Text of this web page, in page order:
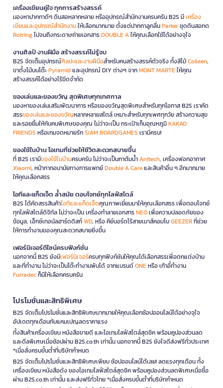
เครื่องเขียนคู่ใจ ทุกการสร้างสรรค์
มองหาปากกาดีๆ ดินสอหลากหลาย หรืออุปกรณ์สำนักงานครบครัน B2S มีเครื่อง
เขียนและอุปกรณ์สำนักงานให้เลือกมากมาย ตั้งแต่ปากกาลูกลื่นParkerชุดดินสอกด
Rotringไปจนถึงกระดาษถ่ายเอกสารDOUBLE Aให้คุณเลือกใช้ได้อย่างจุใจ
งานศิลป์ งานฝีมือ สร้างสรรค์ไม่รู้จบ
B2S จัดเต็มอุปกรณ์ศิลปะและงานฝีมือสำหรับคนสร้างสรรค์ตัวจริง ทั้งสีไม้Colleen,
ขาตั้งไม้บนโต๊ะPyramidและอุปกรณ์ DIY ต่างๆ จากMONT MARTEให้คุณ
สร้างสรรค์ได้อย่างไร้ขีดจำกัด
ของเล่นและของขวัญ สุดพิเศษทุกเทศกาล
มองหาของเล่นเสริมพัฒนาการ หรือของขวัญสุดพิเศษสำหรับทุกโอกาส B2S เราคัด
สรรของเล่นและของขวัญหลากหลายสไตล์ เหมาะสำหรับทุกเพศทุกวัย สร้างความสุข
และรอยยิ้มให้กับคนพิเศษของคุณ ไม่ว่าจะเป็น กระเป๋าเก็บอุณหภูมิKAKAO
FRIENDS หรือเกมจดหมายรักSIAM BOARDGAMES เรามีครบ!
ของใช้ในบ้าน ไอเทมที่ช่วยให้ชีวิตสะดวกสบายขึ้น
ที่ B2S เรามีของใช้ในบ้านครบครัน ไม่ว่าจะเป็นกาต้มน้ำAnitech, เครื่องฟอกอากาศ
Xiaomi, หน้ากากอนามัยทางการแพทย์Double A Careและสินค้าอื่น ๆ อีกมากมาย
ให้คุณเลือกสรร
ไอทีและแก็ดเจ็ต ล้ำสมัย ตอบโจทย์ทุกไลฟ์สไตล์
B2S ได้คัดสรรสินค้าไอทีและแก็ดเจ็ตคุณภาพเยี่ยมมาให้คุณเลือกสรร เพื่อตอบโจทย์
ทุกไลฟ์สไตล์ดิจิทัล ไม่ว่าจะเป็น เครื่องทำลายเอกสารNEOเพื่อความปลอดภัยของ
ข้อมูล, เอ็กซ์เทอนัลฮาร์ดดิสก์WD, หรือ คีย์บอร์ดไร้สายเมาส์คอมโบGEEZERที่ช่วย
ให้การทำงานของคุณสะดวกสบายยิ่งขึ้น
เฟอร์นิเจอร์ดีไซน์ครบฟังก์ชั่น
นอกจากนี้ B2S ยังมีเฟอร์นิเจอร์ครบทุกฟังก์ชันให้คุณได้เลือกสรรเพื่อตกแต่งบ้าน
และที่ทำงาน ไม่ว่าจะเป็นโต๊ะทำงานพับได้ จากแบรนด์ONEหรือ เก้าอี้ทำงาน
Furradecก็มีให้เลือกครบครัน
โปรโมชั่นและสิทธิพิเศษ
B2S จัดเต็มโปรโมชั่นและสิทธิพิเศษมากมายให้คุณเลือกช้อปออนไลน์ได้อย่างจุใจ
อัปเดตทุกเดือนกับแคมเปญลดราคาแรง
ทั้งสินค้าเครื่องเขียน หนังสือขายดี และไอเทมไลฟ์สไตล์สุดชิค พร้อมคูปองส่วนลด
และดีลพิเศษเมื่อช้อปผ่าน B2S.co.th เท่านั้น นอกจากนี้ B2S ยังใจดีส่งฟรีทั่วประเทศ
*เมื่อสั่งครบขั้นต่ำที่บริษัทกำหนด
B2S จัดเต็มโปรโมชั่นและสิทธิพิเศษเพียบ ช้อปออนไลน์ได้เลย! ลดแรงทุกเดือน ทั้ง
เครื่องเขียน หนังสือดัง ของไอเทมไลฟ์สไตล์สุดชิค พร้อมคูปองส่วนลดพิเศษเมื่อซื้อ
ผ่าน B2S.co.th เท่านั้น และส่งฟรีทั่วไทย *เมื่อสั่งครบขั้นต่ำที่บริษัทกำหนด